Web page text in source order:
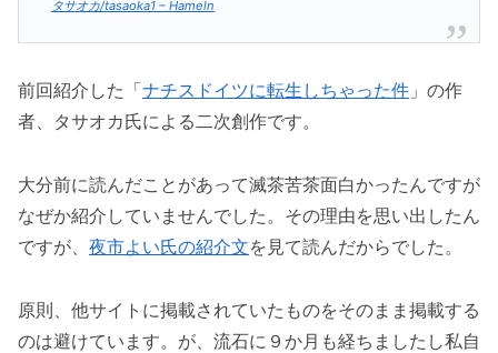
タサオカ/tasaoka1 – Hameln
前回紹介した「ナチスドイツに転生しちゃった件 」の作
者、タサオカ氏による二次創作です。
大分前に読んだことがあって滅茶苦茶面白かったんですが
なぜか紹介していませんでした。その理由を思い出したん
ですが、 夜市よい氏の紹介文を見て読んだからでした。
原則、他サイトに掲載されていたものをそのまま掲載する
のは避けています。が、流石に９か月も経ちましたし私自